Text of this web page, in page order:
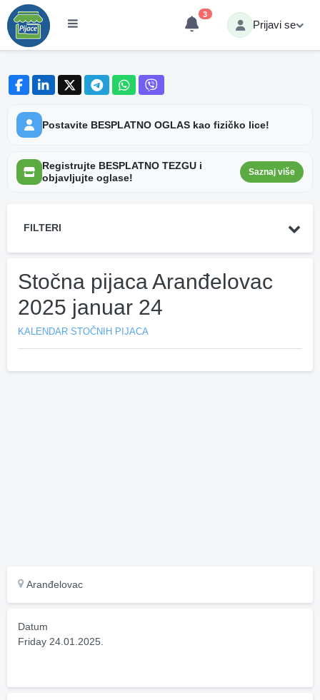
3
Prijavi se
Postavite BESPLATNO OGLAS kao fizičko lice!
Registrujte BESPLATNO TEZGU i
objavljujte oglase!
Saznaj više
FILTERI
Stočna pijaca Aranđelovac
2025 januar 24
KALENDAR STOČNIH PIJACA
Aranđelovac
Datum
Friday 24.01.2025.